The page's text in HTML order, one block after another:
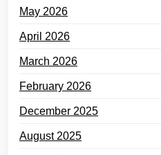
May 2026
April 2026
March 2026
February 2026
December 2025
August 2025